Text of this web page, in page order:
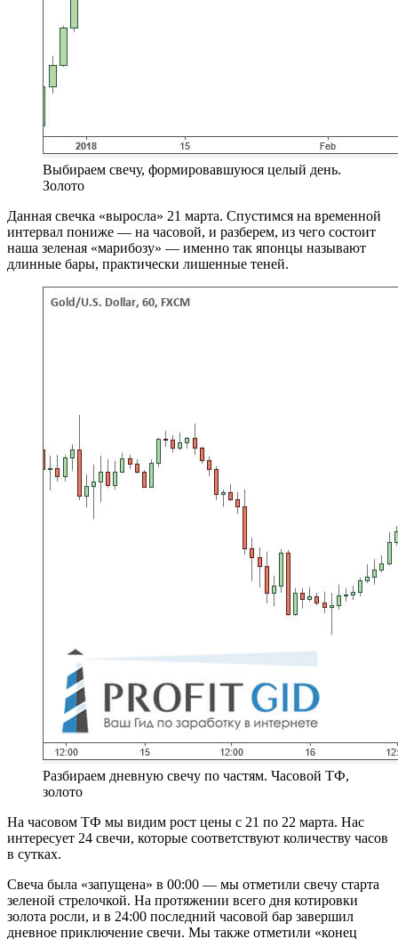
Выбираем свечу, формировавшуюся целый день.
Золото
Данная свечка «выросла» 21 марта. Спустимся на временной
интервал пониже — на часовой, и разберем, из чего состоит
наша зеленая «марибозу» — именно так японцы называют
длинные бары, практически лишенные теней.
Разбираем дневную свечу по частям. Часовой ТФ,
золото
На часовом ТФ мы видим рост цены с 21 по 22 марта. Нас
интересует 24 свечи, которые соответствуют количеству часов
в сутках.
Свеча была «запущена» в 00:00 — мы отметили свечу старта
зеленой стрелочкой. На протяжении всего дня котировки
золота росли, и в 24:00 последний часовой бар завершил
дневное приключение свечи. Мы также отметили «конец